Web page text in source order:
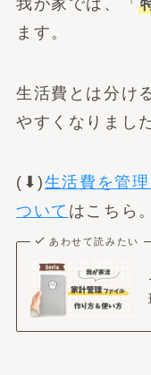
ます。
生活費とは分け
やすくなりまし
(⬇︎)生活費を管
ついて はこちら。
あわせて読みたい